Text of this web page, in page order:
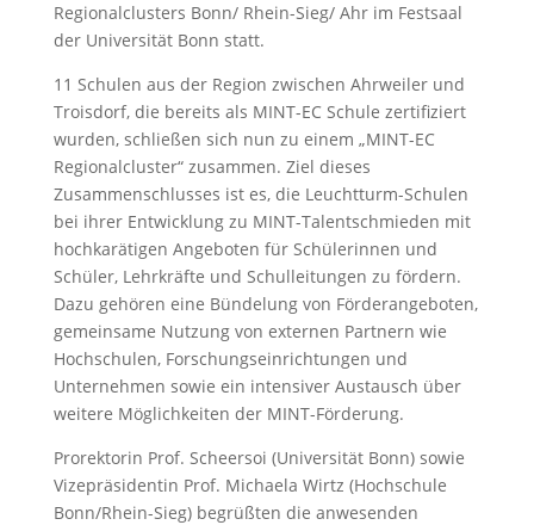
Regionalclusters Bonn/ Rhein-Sieg/ Ahr im Festsaal
der Universität Bonn statt.
11 Schulen aus der Region zwischen Ahrweiler und
Troisdorf, die bereits als MINT-EC Schule zertifiziert
wurden, schließen sich nun zu einem „MINT-EC
Regionalcluster“ zusammen. Ziel dieses
Zusammenschlusses ist es, die Leuchtturm-Schulen
bei ihrer Entwicklung zu MINT-Talentschmieden mit
hochkarätigen Angeboten für Schülerinnen und
Schüler, Lehrkräfte und Schulleitungen zu fördern.
Dazu gehören eine Bündelung von Förderangeboten,
gemeinsame Nutzung von externen Partnern wie
Hochschulen, Forschungseinrichtungen und
Unternehmen sowie ein intensiver Austausch über
weitere Möglichkeiten der MINT-Förderung.
Prorektorin Prof. Scheersoi (Universität Bonn) sowie
Vizepräsidentin Prof. Michaela Wirtz (Hochschule
Bonn/Rhein-Sieg) begrüßten die anwesenden